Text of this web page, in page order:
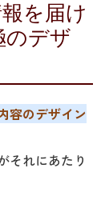
を届け
のデザ
容のデザイン
それにあたり